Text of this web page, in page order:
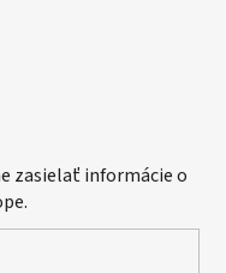
zasielať informácie o